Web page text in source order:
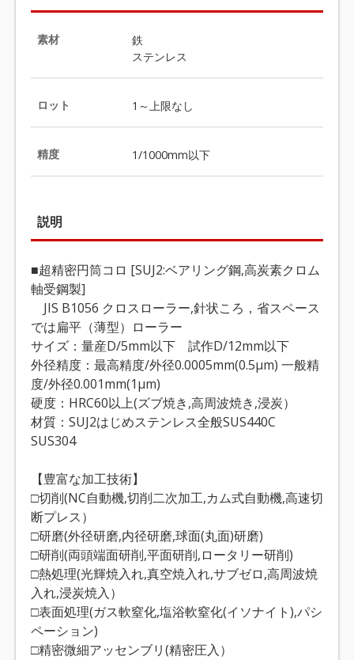
素材
鉄
ステンレス
ロット 1～上限なし
精度 1/1000mm以下
説明
■超精密円筒コロ [SUJ2:ベアリング鋼,高炭素クロム
軸受鋼製]
JIS B1056 クロスローラー,針状ころ，省スペース
では扁平（薄型）ローラー
サイズ：量産D/5mm以下 試作D/12mm以下
外径精度：最高精度/外径0.0005mm(0.5μm) 一般精
度/外径0.001mm(1μm)
硬度：HRC60以上(ズブ焼き,高周波焼き,浸炭）
材質：SUJ2はじめステンレス全般SUS440C
SUS304
【豊富な加工技術】
□切削(NC自動機,切削二次加工,カム式自動機,高速切
断プレス）
□研磨(外径研磨,内径研磨,球面(丸面)研磨)
□研削(両頭端面研削,平面研削,ロータリー研削)
□熱処理(光輝焼入れ,真空焼入れ,サブゼロ,高周波焼
入れ,浸炭焼入）
□表面処理(ガス軟窒化,塩浴軟窒化(イソナイト),パシ
ペーション)
□精密微細アッセンブリ(精密圧入）